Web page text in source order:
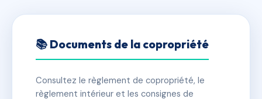
3 RUE ROUDIL
⚠ IMMATRICULEE_RATTACHEMENT_EXPIRE
📚 Documents de la copropriété
Consultez le règlement de copropriété, le
règlement intérieur et les consignes de